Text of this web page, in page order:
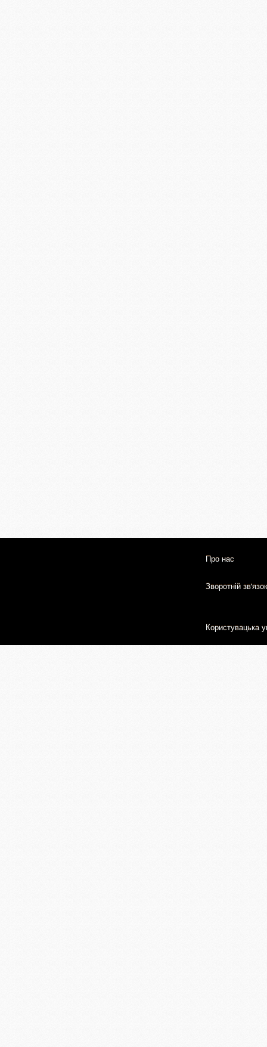
Про нас
Зворотній зв'язок
Користувацька